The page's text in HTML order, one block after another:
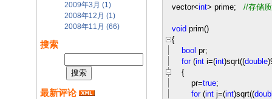
2009年3月 (1)
2008年12月 (1)
2008年11月 (66)
搜索
最新评论
vector<int> prime; //存储
void prim()
{
bool pr;
for(int i=(int)sqrt((double)
{
pr=true;
for(int j=(int)sqrt((